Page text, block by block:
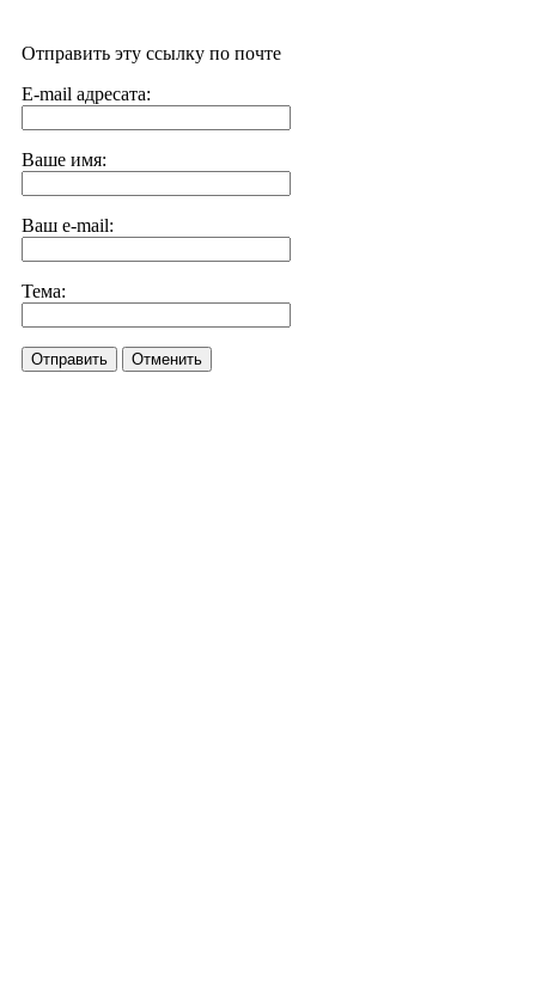
Отправить эту ссылку по почте
E-mail адресата:
Ваше имя:
Ваш e-mail:
Тема:
Отправить Отменить